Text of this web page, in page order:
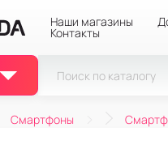
Наши магазины
Контакты
Смартфоны